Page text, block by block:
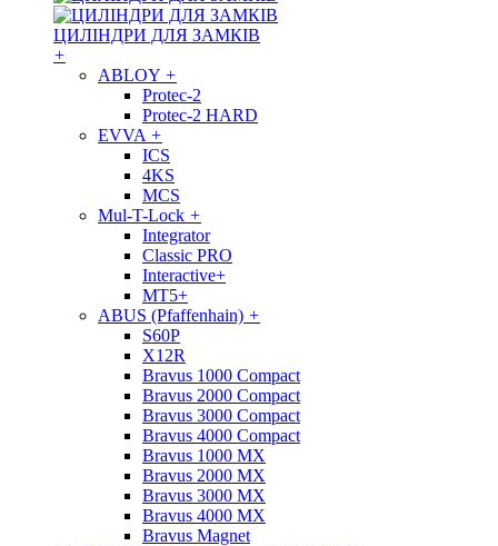
ЦИЛІНДРИ ДЛЯ ЗАМКІВ
+
ABLOY +
Protec-2
Protec-2 HARD
EVVA +
ICS
4KS
MCS
Mul-T-Lock +
Integrator
Classic PRO
Interactive+
MT5+
ABUS (Pfaffenhain) +
S60P
X12R
Bravus 1000 Compact
Bravus 2000 Compact
Bravus 3000 Compact
Bravus 4000 Compact
Bravus 1000 MX
Bravus 2000 MX
Bravus 3000 MX
Bravus 4000 MX
Bravus Magnet